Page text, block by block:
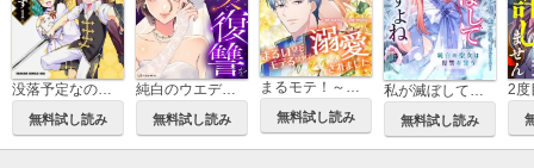
無料試し読み
純白のウエディングドレスで復讐を【タテスク】
無料試し読み 無料試し読み 無料試し読み